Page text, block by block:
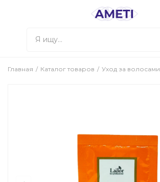
Главная Каталог товаров Уход за волосами